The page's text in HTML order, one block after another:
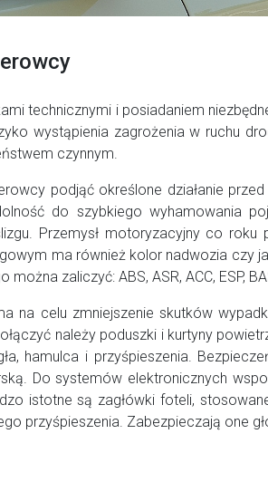
technicznymi i posiadaniem
wystąpienia zagrożenia w ruchu
czynnym.
podjąć określone działanie
do szybkiego wyhamowania
Przemysł motoryzacyjny co
ma również kolor nadwozia czy
zaliczyć: ABS, ASR, ACC, ESP,
na celu zmniejszenie skutków
należy poduszki i kurtyny
hamulca i przyśpieszenia.
Do systemów elektronicznych
istotne są zagłówki foteli,
przyśpieszenia. Zabezpieczają one